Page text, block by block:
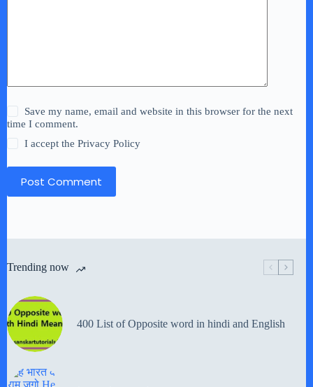
Save my name, email and website in this browser for the next
time I comment.
I accept thePrivacy Policy
Post Comment
Trending now
400 List of Opposite word in hindi and English